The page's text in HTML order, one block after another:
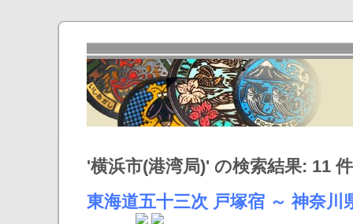
'横浜市(港湾局)' の検索結果: 11 件
東海道五十三次 戸塚宿 ～ 神奈川